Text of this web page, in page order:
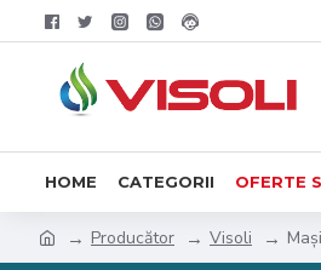
HOME CATEGORII OFERTE
Producător Visoli